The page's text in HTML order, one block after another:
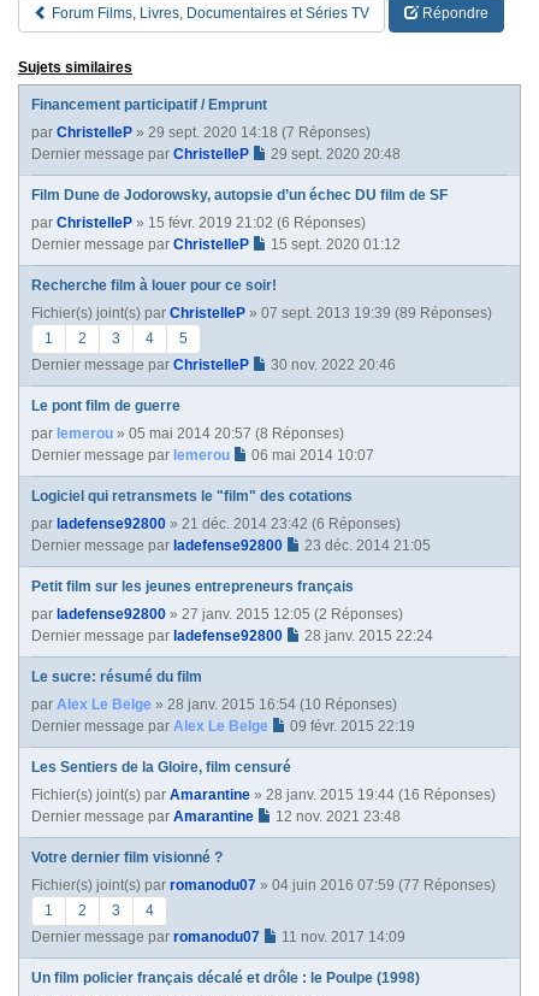
Forum Films, Livres, Documentaires et Séries TV Répondre
Sujets similaires
Financement participatif / Emprunt
par ChristelleP » 29 sept. 2020 14:18 (7 Réponses)
Dernier message par ChristelleP 29 sept. 2020 20:48
Film Dune de Jodorowsky, autopsie d’un échec DU film de SF
par ChristelleP » 15 févr. 2019 21:02 (6 Réponses)
Dernier message par ChristelleP 15 sept. 2020 01:12
Recherche film à louer pour ce soir!
Fichier(s) joint(s) par ChristelleP » 07 sept. 2013 19:39 (89 Réponses)
1
2 3 4
5
Dernier message par ChristelleP 30 nov. 2022 20:46
Le pont film de guerre
par lemerou » 05 mai 2014 20:57 (8 Réponses)
Dernier message par lemerou 06 mai 2014 10:07
Logiciel qui retransmets le "film" des cotations
par ladefense92800 » 21 déc. 2014 23:42 (6 Réponses)
Dernier message par ladefense92800 23 déc. 2014 21:05
Petit film sur les jeunes entrepreneurs français
par ladefense92800 » 27 janv. 2015 12:05 (2 Réponses)
Dernier message par ladefense92800 28 janv. 2015 22:24
Le sucre: résumé du film
par Alex Le Belge » 28 janv. 2015 16:54 (10 Réponses)
Dernier message par Alex Le Belge 09 févr. 2015 22:19
Les Sentiers de la Gloire, film censuré
Fichier(s) joint(s) par Amarantine » 28 janv. 2015 19:44 (16 Réponses)
Dernier message par Amarantine 12 nov. 2021 23:48
Votre dernier film visionné ?
Fichier(s) joint(s) par romanodu07 » 04 juin 2016 07:59 (77 Réponses)
1
2 3
4
Dernier message par romanodu07 11 nov. 2017 14:09
Un film policier français décalé et drôle : le Poulpe (1998)